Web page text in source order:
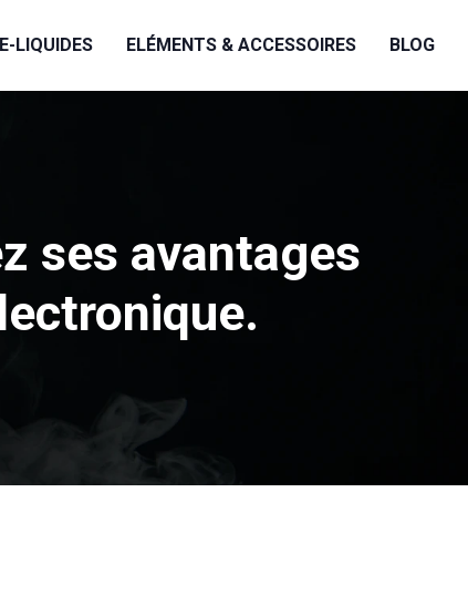
LIQUIDES ELÉMENTS & ACCESSOIRES BLOG
ses avantages